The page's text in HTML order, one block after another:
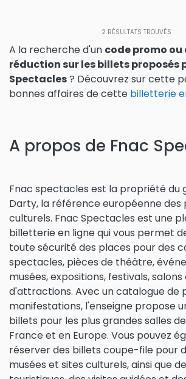
2 RÉSULTATS TROUVÉS
A la recherche d'un code promo ou
réduction sur les billets proposés
Spectacles? Découvrez sur cette
bonnes affaires de cette billetterie
A propos de Fnac
Fnac spectacles est la propriété du
Darty, la référence européenne des
culturels. Fnac Spectacles est une
billetterie en ligne qui vous permet
toute sécurité des places pour des
spectacles, pièces de théâtre,
musées, expositions, festivals,
d'attractions. Avec un catalogue de
manifestations, l'enseigne propose
billets pour les plus grandes salles
France et en Europe. Vous pouvez
réserver des billets coupe-file pour
musées et sites culturels, ainsi que